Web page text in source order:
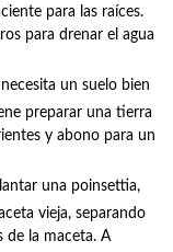
para las raíces.
para drenar el agua
un suelo bien
preparar una tierra
y abono para un
una poinsettia,
vieja, separando
de la maceta. A